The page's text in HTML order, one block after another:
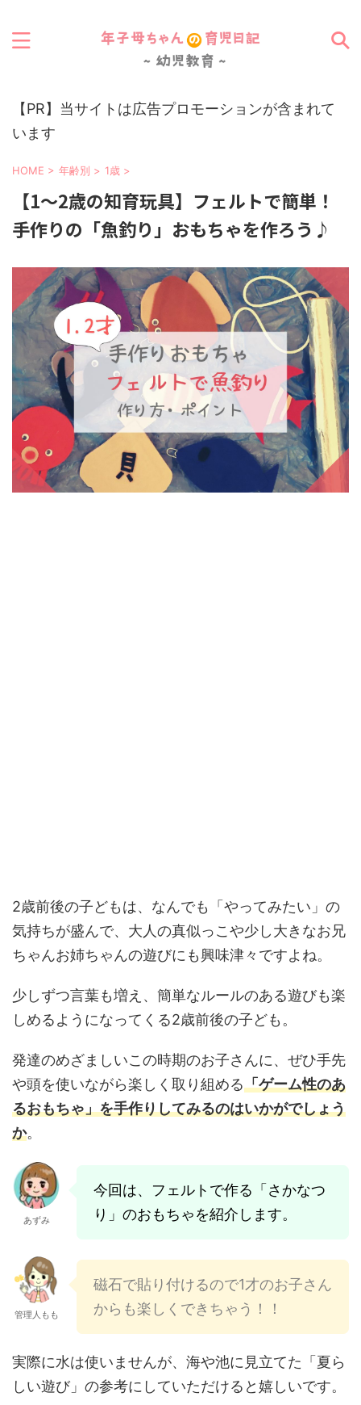
【PR】当サイトは広告プロモーションが含まれて
います
HOME > 年齢別 > 1歳 >
【1～2歳の知育玩具】フェルトで簡単！
手作りの「魚釣り」おもちゃを作ろう♪
2歳前後の子どもは、なんでも「やってみたい」の
気持ちが盛んで、大人の真似っこや少し大きなお兄
ちゃんお姉ちゃんの遊びにも興味津々ですよね。
少しずつ言葉も増え、簡単なルールのある遊びも楽
しめるようになってくる2歳前後の子ども。
発達のめざましいこの時期のお子さんに、ぜひ手先
や頭を使いながら楽しく取り組める「ゲーム性のあ
るおもちゃ」を手作りしてみるのはいかがでしょう
か。
あずみ
今回は、フェルトで作る「さかなつ
り」のおもちゃを紹介します。
管理人もも
磁石で貼り付けるので1才のお子さん
からも楽しくできちゃう！！
実際に水は使いませんが、海や池に見立てた「夏ら
しい遊び」の参考にしていただけると嬉しいです。